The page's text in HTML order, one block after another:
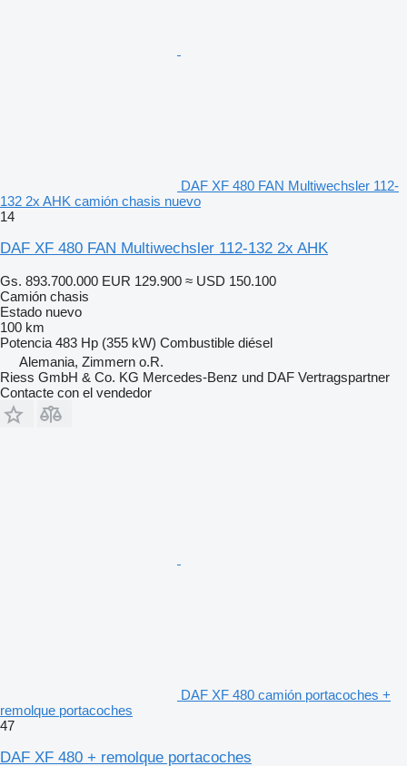
DAF XF 480 FAN Multiwechsler 112-
132 2x AHK camión chasis nuevo
14
DAF XF 480 FAN Multiwechsler 112-132 2x AHK
Gs. 893.700.000 EUR 129.900 ≈ USD 150.100
Camión chasis
Estado nuevo
100 km
Potencia 483 Hp (355 kW) Combustible diésel
Alemania, Zimmern o.R.
Riess GmbH & Co. KG Mercedes-Benz und DAF Vertragspartner
Contacte con el vendedor
DAF XF 480 camión portacoches +
remolque portacoches
47
DAF XF 480 + remolque portacoches